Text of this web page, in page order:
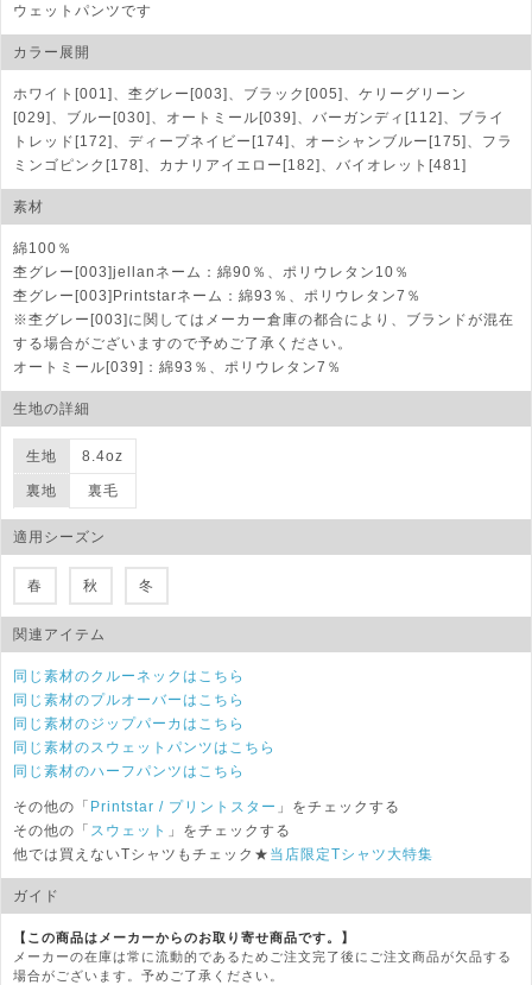
ウェットパンツです
カラー展開
ホワイト[001]、杢グレー[003]、ブラック[005]、ケリーグリーン
[029]、ブルー[030]、オートミール[039]、バーガンディ[112]、ブライ
トレッド[172]、ディープネイビー[174]、オーシャンブルー[175]、フラ
ミンゴピンク[178]、カナリアイエロー[182]、バイオレット[481]
素材
綿100％
杢グレー[003]jellanネーム：綿90％、ポリウレタン10％
杢グレー[003]Printstarネーム：綿93％、ポリウレタン7％
※杢グレー[003]に関してはメーカー倉庫の都合により、ブランドが混在
する場合がございますので予めご了承ください。
オートミール[039]：綿93％、ポリウレタン7％
生地の詳細
生地 8.4oz
裏地 裏毛
適用シーズン
春 秋 冬
関連アイテム
同じ素材のクルーネックはこちら
同じ素材のプルオーバーはこちら
同じ素材のジップパーカはこちら
同じ素材のスウェットパンツはこちら
同じ素材のハーフパンツはこちら
その他の「 Printstar / プリントスター 」をチェックする
その他の「 スウェット 」をチェックする
他では買えないTシャツもチェック★ 当店限定Tシャツ大特集
ガイド
【この商品はメーカーからのお取り寄せ商品です。】
メーカーの在庫は常に流動的であるためご注文完了後にご注文商品が欠品する
場合がございます。予めご了承ください。